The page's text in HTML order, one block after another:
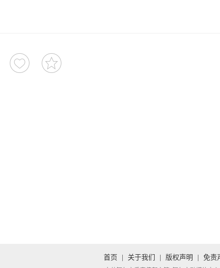
首页 关于我们 版权声明 免责